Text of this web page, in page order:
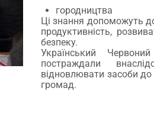
городництва
Ці знання допоможуть
продуктивність,
безпеку.
Український
постраждали
відновлювати засоби
громад.
про волонтерство